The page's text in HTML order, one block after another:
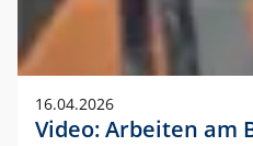
16.04.2026
Video: Arbeiten am